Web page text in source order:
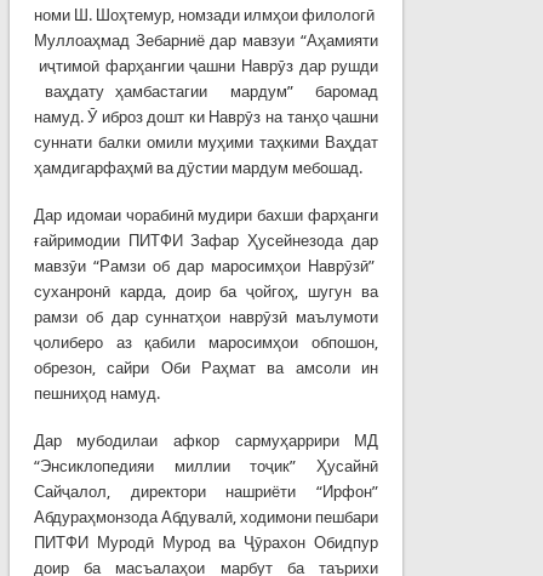
номи Ш. Шоҳтемур, номзади илмҳои филологӣ
Муллоаҳмад Зебарниё дар мавзуи “Аҳамияти
иҷтимоӣ фарҳангии ҷашни Наврӯз дар рушди
ваҳдату ҳамбастагии мардум” баромад
намуд. Ӯ иброз дошт ки Наврӯз на танҳо ҷашни
суннати балки омили муҳими таҳкими Ваҳдат
ҳамдигарфаҳмӣ ва дӯстии мардум мебошад.
Дар идомаи чорабинӣ мудири бахши фарҳанги
ғайримодии ПИТФИ Зафар Ҳусейнезода дар
мавзӯи “Рамзи об дар маросимҳои Наврӯзӣ”
суханронӣ карда, доир ба ҷойгоҳ, шугун ва
рамзи об дар суннатҳои наврӯзӣ маълумоти
ҷолиберо аз қабили маросимҳои обпошон,
обрезон, сайри Оби Раҳмат ва амсоли ин
пешниҳод намуд.
Дар мубодилаи афкор сармуҳаррири МД
“Энсиклопедияи миллии тоҷик” Ҳусайнӣ
Сайҷалол, директори нашриёти “Ирфон”
Абдураҳмонзода Абдувалӣ, ходимони пешбари
ПИТФИ Муродӣ Мурод ва Ҷӯрахон Обидпур
доир ба масъалаҳои марбут ба таърихи